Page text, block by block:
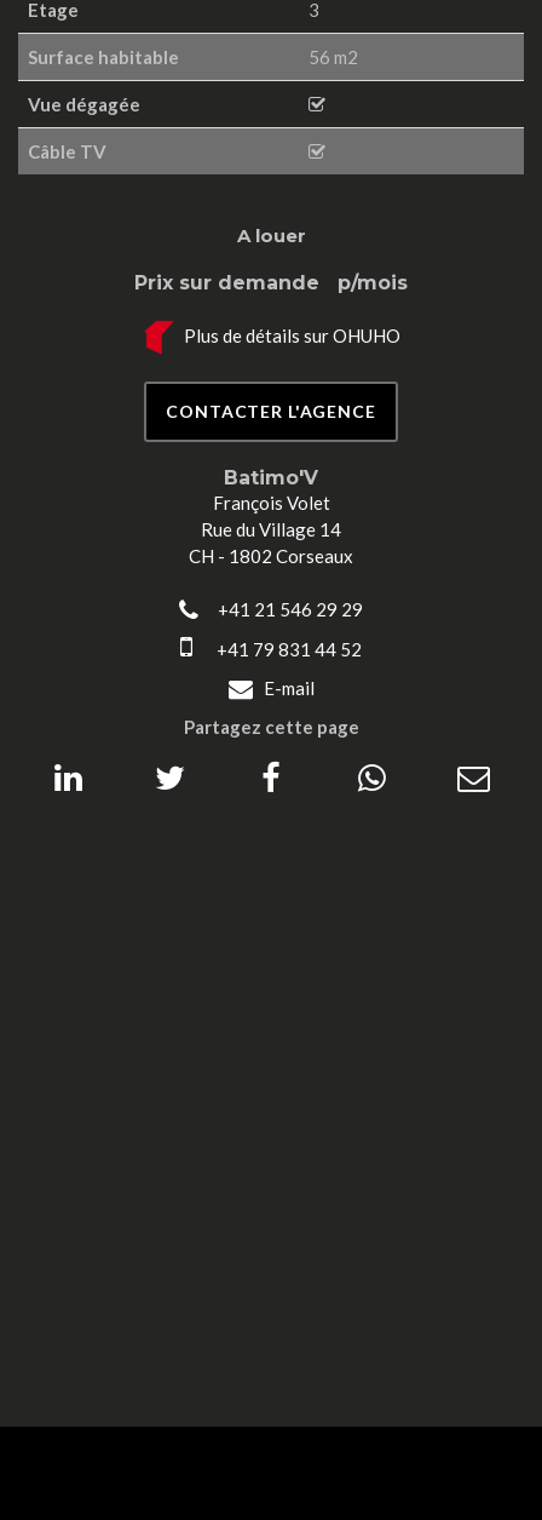
Etage 3
Surface habitable 56 m2
Vue dégagée
Câble TV
A louer
Prix sur demande p/mois
Plus de détails sur OHUHO
CONTACTER L'AGENCE
Batimo'V
François Volet
Rue du Village 14
CH - 1802 Corseaux
+41 21 546 29 29
+41 79 831 44 52
E-mail
Partagez cette page